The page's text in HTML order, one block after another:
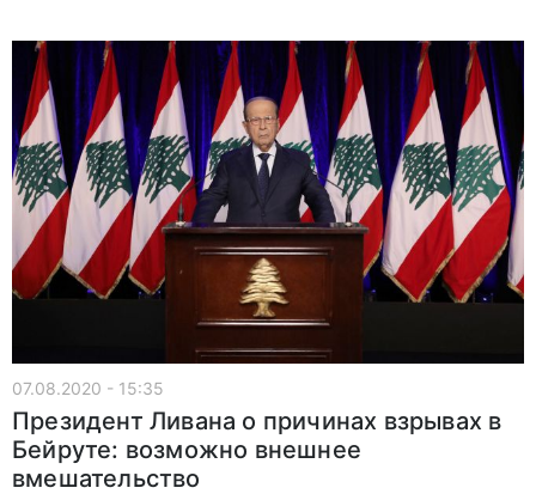
07.08.2020 - 15:35
Президент Ливана о причинах взрывах в
Бейруте: возможно внешнее
вмешательство